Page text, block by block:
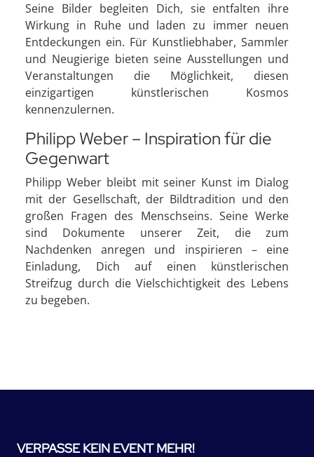
Seine Bilder begleiten Dich, sie entfalten ihre
Wirkung in Ruhe und laden zu immer neuen
Entdeckungen ein. Für Kunstliebhaber, Sammler
und Neugierige bieten seine Ausstellungen und
Veranstaltungen die Möglichkeit, diesen
einzigartigen künstlerischen Kosmos
kennenzulernen.
Philipp Weber – Inspiration für die
Gegenwart
Philipp Weber bleibt mit seiner Kunst im Dialog
mit der Gesellschaft, der Bildtradition und den
großen Fragen des Menschseins. Seine Werke
sind Dokumente unserer Zeit, die zum
Nachdenken anregen und inspirieren – eine
Einladung, Dich auf einen künstlerischen
Streifzug durch die Vielschichtigkeit des Lebens
zu begeben.
VERPASSE KEIN EVENT MEHR!